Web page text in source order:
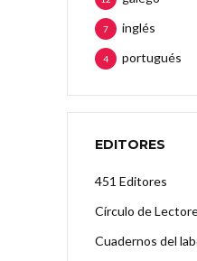
inglés
7
portugués
4
EDITORES
451 Editores
Círculo de
Cuadernos del